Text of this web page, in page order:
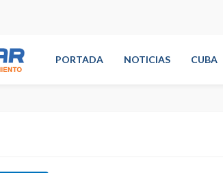
PORTADA NOTICIAS CUBA